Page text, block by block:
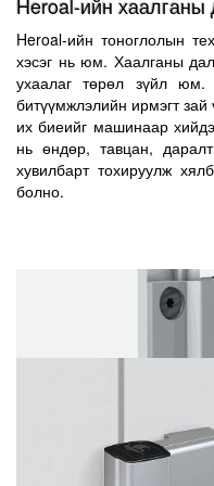
хувьд булангийн хэсэгт
Босгоны
суурилуулалтын гүнтэй
Үүний үр дүнл цонхны
ижил болгож чадсан
талархал хүлээгээд
бусад битүүмжлэлтэй
хэмжээнд хийгдсэн.
үүсвэр шаардлагагүй
явцыг түргэтгэж өгсөн
бэхэлж суурилуулдаг.
цогц нь тусгаарлах
Heroal-ийн нугасны
тохиромжтой байдаг.
төмрөн нугаснуудыг
боломжтой.
Heroal-ийн тоноглолын
хэсэг нь юм. Хаалганы
ухаалаг төрөл зүйл
битүүмжлэлийн ирмэгт зай
их биеийг машинаар
нь өндөр, тавцан,
хувилбарт тохируулж
болно.